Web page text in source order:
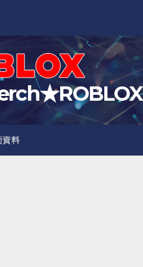
資料